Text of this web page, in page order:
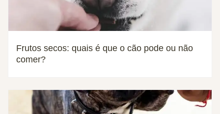
Frutos secos: quais é que o cão pode ou não
comer?